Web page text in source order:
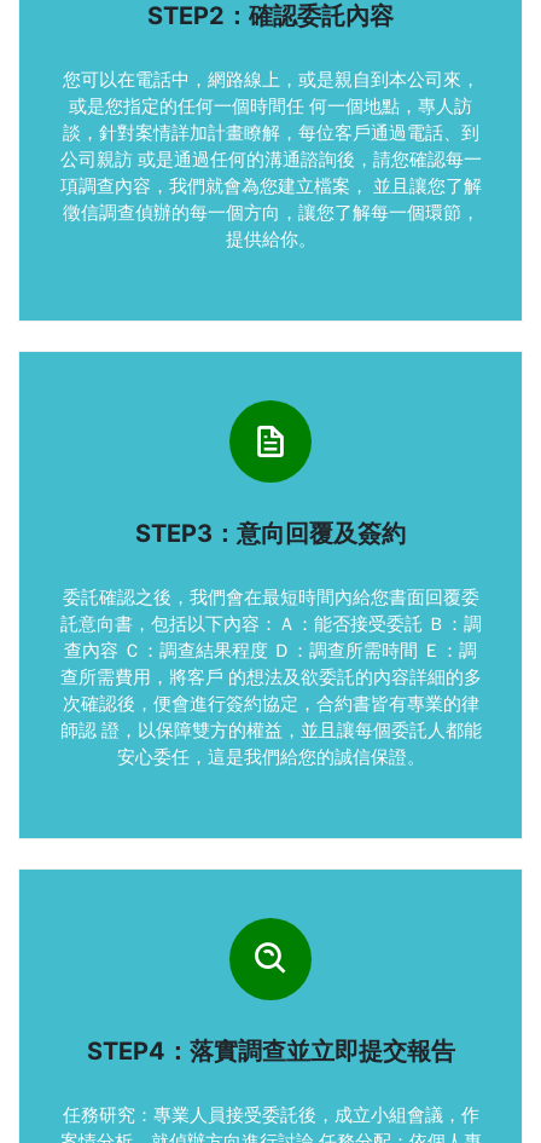
STEP2：確認委託內容
您可以在電話中，網路線上，或是親自到本公司來，
或是您指定的任何一個時間任 何一個地點，專人訪
談，針對案情詳加計畫瞭解，每位客戶通過電話、到
公司親訪 或是通過任何的溝通諮詢後，請您確認每一
項調查內容，我們就會為您建立檔案， 並且讓您了解
徵信調查偵辦的每一個方向，讓您了解每一個環節，
提供給你。
STEP3：意向回覆及簽約
委託確認之後，我們會在最短時間內給您書面回覆委
託意向書，包括以下內容：Ａ：能否接受委託 Ｂ：調
查內容 Ｃ：調查結果程度 Ｄ：調查所需時間 Ｅ：調
查所需費用，將客戶 的想法及欲委託的內容詳細的多
次確認後，便會進行簽約協定，合約書皆有專業的律
師認 證，以保障雙方的權益，並且讓每個委託人都能
安心委任，這是我們給您的誠信保證。
STEP4：落實調查並立即提交報告
任務研究：專業人員接受委託後，成立小組會議，作